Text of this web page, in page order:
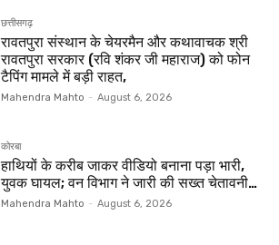
छत्तीसगढ़
रावतपुरा संस्थान के चेयरमैन और कथावाचक श्री
रावतपुरा सरकार (रवि शंकर जी महाराज) को फोन
टैपिंग मामले में बड़ी राहत,
Mahendra Mahto - August 6, 2026
कोरबा
हाथियों के करीब जाकर वीडियो बनाना पड़ा भारी,
युवक घायल; वन विभाग ने जारी की सख्त चेतावनी…
Mahendra Mahto - August 6, 2026